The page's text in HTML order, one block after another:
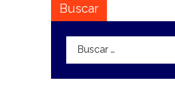
Buscar
Buscar: